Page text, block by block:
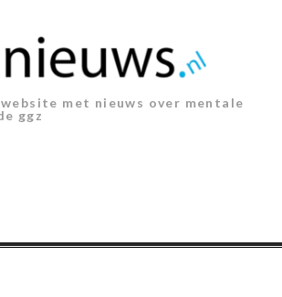
met nieuws over mentale
ggz